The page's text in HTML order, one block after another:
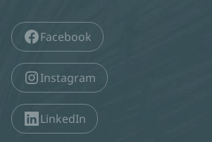
Facebook
Instagram
LinkedIn